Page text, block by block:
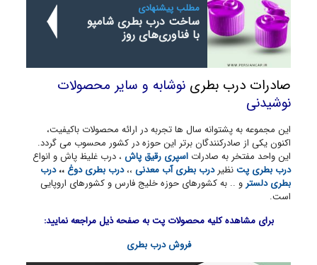
مطلب پیشنهادی
ساخت درب بطری شامپو
با فناوری‌های روز
صادرات درب بطری نوشابه و سایر محصولات
نوشیدنی
این مجموعه به پشتوانه سال ها تجربه در ارائه محصولات باکیفیت،
اکنون یکی از صادرکنندگان برتر این حوزه در کشور محسوب می گردد.
این واحد مفتخر به صادرات اسپری رقیق پاش، درب غلیظ پاش و انواع
درب بطری پتنظیردرب بطری آب معدنی،،درب بطری دوغ ،،درب
بطری دلستر و .. به کشورهای حوزه خلیج فارس و کشورهای اروپایی
است.
برای مشاهده کلیه محصولات پت به صفحه ذیل مراجعه نمایید:
فروش درب بطری